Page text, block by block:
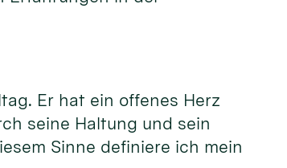
Er hat ein offenes Herz
seine Haltung und sein
Sinne definiere ich mein